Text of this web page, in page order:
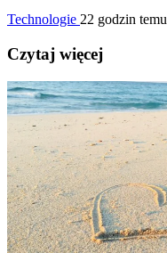
Technologie 22 godzin temu
Czytaj więcej